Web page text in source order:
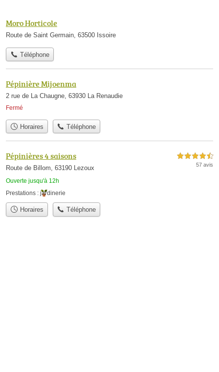
Moro Horticole
Route de Saint Germain, 63500 Issoire
Téléphone
Pépinière Mijoenma
2 rue de La Chaugne, 63930 La Renaudie
Fermé
Horaires Téléphone
Pépinières 4 saisons
Route de Billom, 63190 Lezoux
Ouverte jusqu'à 12h
4,5 étoiles sur 5
57 avis
Prestations : jardinerie
Horaires Téléphone